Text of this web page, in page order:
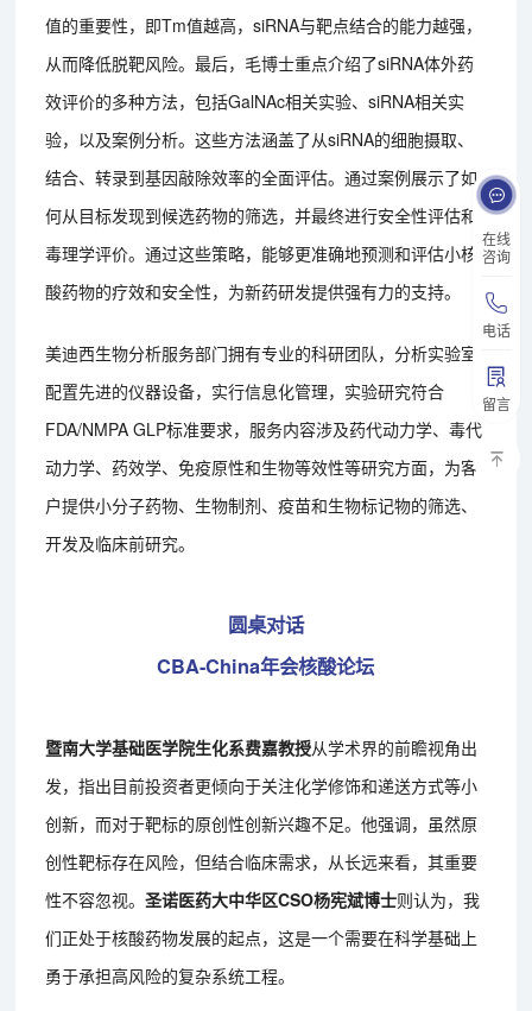
在线
咨询
电话
留言
值的重要性，即Tm值越高，siRNA与靶点结合的能力越强，
从而降低脱靶风险。最后，毛博士重点介绍了siRNA体外药
效评价的多种方法，包括GalNAc相关实验、siRNA相关实
验，以及案例分析。这些方法涵盖了从siRNA的细胞摄取、
结合、转录到基因敲除效率的全面评估。通过案例展示了如
何从目标发现到候选药物的筛选，并最终进行安全性评估和
毒理学评价。通过这些策略，能够更准确地预测和评估小核
酸药物的疗效和安全性，为新药研发提供强有力的支持。
美迪西生物分析服务部门拥有专业的科研团队，分析实验室
配置先进的仪器设备，实行信息化管理，实验研究符合
FDA/NMPA GLP标准要求，服务内容涉及药代动力学、毒代
动力学、药效学、免疫原性和生物等效性等研究方面，为客
户提供小分子药物、生物制剂、疫苗和生物标记物的筛选、
开发及临床前研究。
圆桌对话
CBA-China年会核酸论坛
暨南大学基础医学院生化系费嘉教授从学术界的前瞻视角出
发，指出目前投资者更倾向于关注化学修饰和递送方式等小
创新，而对于靶标的原创性创新兴趣不足。他强调，虽然原
创性靶标存在风险，但结合临床需求，从长远来看，其重要
性不容忽视。圣诺医药大中华区CSO杨宪斌博士则认为，我
们正处于核酸药物发展的起点，这是一个需要在科学基础上
勇于承担高风险的复杂系统工程。